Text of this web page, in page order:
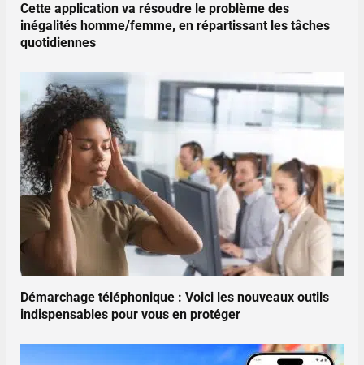
Cette application va résoudre le problème des
inégalités homme/femme, en répartissant les tâches
quotidiennes
Démarchage téléphonique : Voici les nouveaux outils
indispensables pour vous en protéger